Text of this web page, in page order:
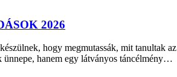
2026
hogy megmutassák, mit tanultak az
ünnepe, hanem egy látványos táncélmény…